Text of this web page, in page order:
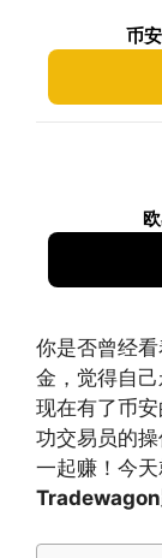
币
你是否曾经
金，觉得自
现在有了币安
功交易员的
一起赚！今
Tradewagon